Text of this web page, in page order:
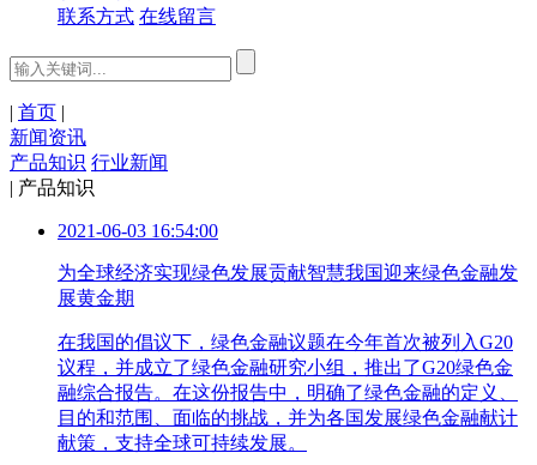
联系方式 在线留言
| 首页 |
新闻资讯
产品知识 行业新闻
| 产品知识
2021-06-03 16:54:00
为全球经济实现绿色发展贡献智慧我国迎来绿色金融发
展黄金期
在我国的倡议下，绿色金融议题在今年首次被列入G20
议程，并成立了绿色金融研究小组，推出了G20绿色金
融综合报告。在这份报告中，明确了绿色金融的定义、
目的和范围、面临的挑战，并为各国发展绿色金融献计
献策，支持全球可持续发展。